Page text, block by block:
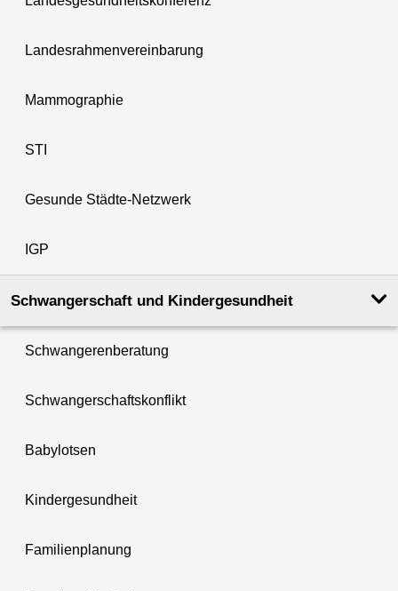
Landesrahmenvereinbarung
Mammographie
STI
Gesunde Städte-Netzwerk
IGP
Schwanger­schaft und Kinder­­gesundheit
Schwangerenberatung
Schwangerschaftskonflikt
Babylotsen
Kindergesundheit
Familienplanung